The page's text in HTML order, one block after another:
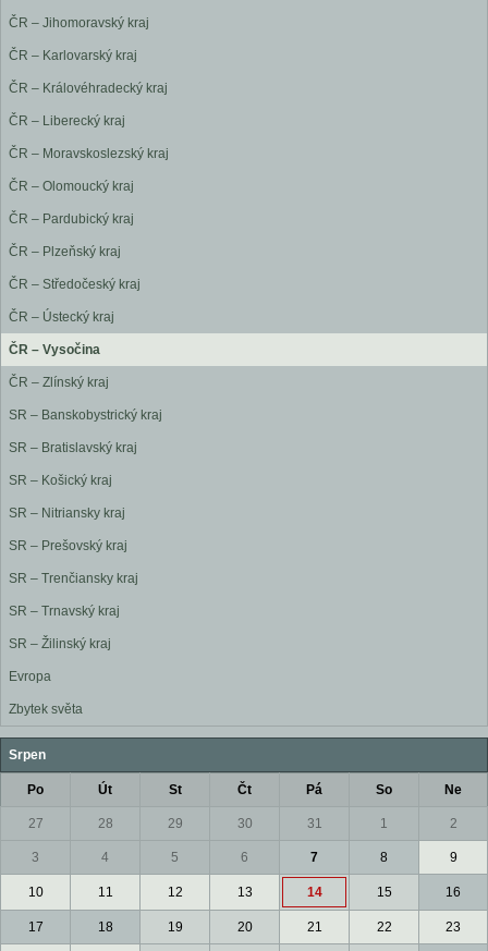
ČR – Jihomoravský kraj
ČR – Karlovarský kraj
ČR – Královéhradecký kraj
ČR – Liberecký kraj
ČR – Moravskoslezský kraj
ČR – Olomoucký kraj
ČR – Pardubický kraj
ČR – Plzeňský kraj
ČR – Středočeský kraj
ČR – Ústecký kraj
ČR – Vysočina
ČR – Zlínský kraj
SR – Banskobystrický kraj
SR – Bratislavský kraj
SR – Košický kraj
SR – Nitriansky kraj
SR – Prešovský kraj
SR – Trenčiansky kraj
SR – Trnavský kraj
SR – Žilinský kraj
Evropa
Zbytek světa
Srpen
Po Út St Čt Pá So Ne
27 28 29 30 31 1 2
3 4 5 6 7 8 9
10 11 12 13 14 15 16
17 18 19 20 21 22 23